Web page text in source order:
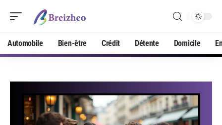
Automobile Bien-être Crédit Détente Domicile